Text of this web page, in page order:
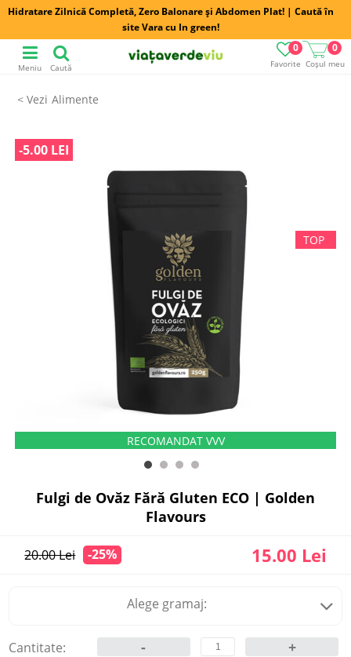
Hidratare Zilnică Completă, Zero Balonare și Abdomen Plat! | Caută în
site Vara cu In green!
Favorite
0
Coșul meu
0
Meniu Caută
Alimente
-5.00 LEI
Fulgi de Ovăz Fără Gluten ECO | Golden
Flavours
20.00 Lei -25% 15.00 Lei
Alege gramaj:
Cantitate: - +